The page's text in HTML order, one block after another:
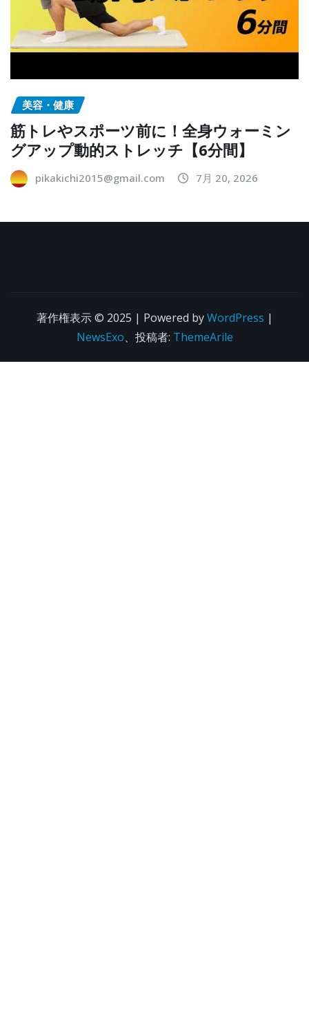
美容・健康
筋トレやスポーツ前に！全身ウォーミン
グアップ動的ストレッチ【6分間】
pikakichi2015@gmail.com 7月 20, 2026
著作権表示 © 2025 | Powered byWordPress |
NewsExo、投稿者: ThemeArile